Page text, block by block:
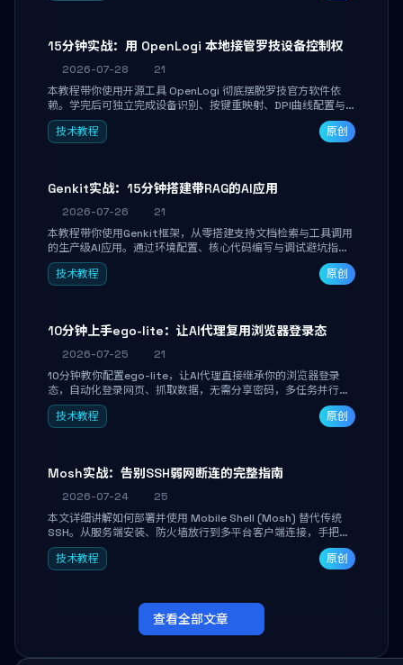
15分钟实战：用 OpenLogi 本地接管罗技设备控制权
2026-07-28
21
本教程带你使用开源工具 OpenLogi 彻底摆脱罗技官方软件依
赖。学完后可独立完成设备识别、按键重映射、DPI曲线配置与
SmartShift调节，实现完全离线控制，保护隐私并释放硬件性
能。
技术教程 原创
Genkit实战：15分钟搭建带RAG的AI应用
2026-07-26
21
本教程带你使用Genkit框架，从零搭建支持文档检索与工具调用
的生产级AI应用。通过环境配置、核心代码编写与调试避坑指
南，学完即可掌握多模型切换、RAG管道构建及函数调用注册，
独立开发高效AI智能体。
技术教程 原创
10分钟上手ego-lite：让AI代理复用浏览器登录态
2026-07-25
21
10分钟教你配置ego-lite，让AI代理直接继承你的浏览器登录
态，自动化登录网页、抓取数据，无需分享密码，多任务并行不
干扰日常使用。
技术教程
原创
Mosh实战：告别SSH弱网断连的完整指南
2026-07-24
25
本文详细讲解如何部署并使用 Mobile Shell (Mosh) 替代传统
SSH。从服务端安装、防火墙放行到多平台客户端连接，手把手
带你掌握本地回显、连接漫游与断线自动恢复等核心功能。彻底
解决高铁、移动网络等弱网场景下 SSH 频繁掉线、会话丢失的痛
技术教程 原创
查看全部文章